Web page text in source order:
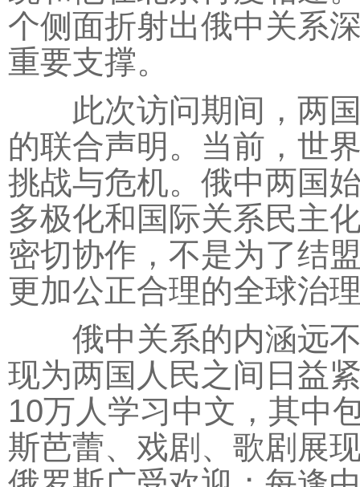
个侧面折射出俄中关系
重要支撑。
此次访问期间，两国
的联合声明。当前，世
挑战与危机。俄中两国
多极化和国际关系民主
密切协作，不是为了结
更加公正合理的全球治
俄中关系的内涵远不
现为两国人民之间日益
10万人学习中文，其中
斯芭蕾、戏剧、歌剧展